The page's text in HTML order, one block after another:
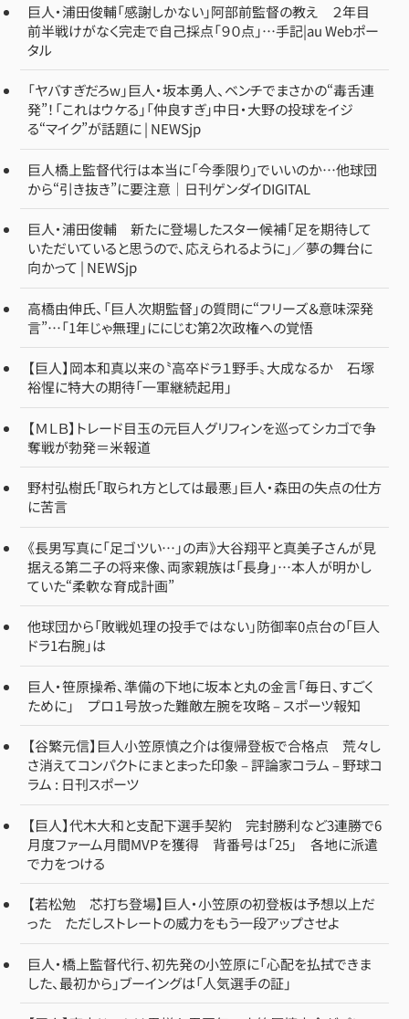
巨人・浦田俊輔「感謝しかない」阿部前監督の教え ２年目
前半戦けがなく完走で自己採点「９０点」…手記|au Webポー
タル
「ヤバすぎだろw」巨人・坂本勇人、ベンチでまさかの“毒舌連
発”！「これはウケる」「仲良すぎ」中日・大野の投球をイジ
る“マイク”が話題に | NEWSjp
巨人橋上監督代行は本当に「今季限り」でいいのか…他球団
から“引き抜き”に要注意｜日刊ゲンダイDIGITAL
巨人・浦田俊輔 新たに登場したスター候補「足を期待して
いただいていると思うので、応えられるように」／夢の舞台に
向かって | NEWSjp
高橋由伸氏、「巨人次期監督」の質問に“フリーズ＆意味深発
言”…「1年じゃ無理」ににじむ第2次政権への覚悟
【巨人】岡本和真以来の〝高卒ドラ１野手〟大成なるか 石塚
裕惺に特大の期待「一軍継続起用」
【ＭＬＢ】トレード目玉の元巨人グリフィンを巡ってシカゴで争
奪戦が勃発＝米報道
野村弘樹氏「取られ方としては最悪」巨人・森田の失点の仕方
に苦言
《長男写真に「足ゴツい…」の声》大谷翔平と真美子さんが見
据える第二子の将来像、両家親族は「長身」…本人が明かし
ていた“柔軟な育成計画”
他球団から「敗戦処理の投手ではない」防御率0点台の「巨人
ドラ1右腕」は
巨人・笹原操希、準備の下地に坂本と丸の金言「毎日、すごく
ために」 プロ１号放った難敵左腕を攻略 – スポーツ報知
【谷繁元信】巨人小笠原慎之介は復帰登板で合格点 荒々し
さ消えてコンパクトにまとまった印象 – 評論家コラム – 野球コ
ラム : 日刊スポーツ
【巨人】代木大和と支配下選手契約 完封勝利など3連勝で6
月度ファーム月間MVPを獲得 背番号は「25」 各地に派遣
で力をつける
【若松勉 芯打ち登場】巨人・小笠原の初登板は予想以上だ
った ただしストレートの威力をもう一段アップさせよ
巨人・橋上監督代行、初先発の小笠原に「心配を払拭できま
した、最初から」ブーイングは「人気選手の証」